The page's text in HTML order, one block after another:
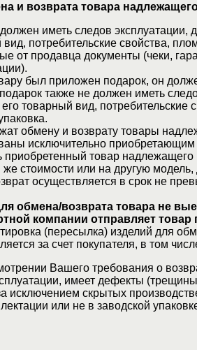
и возврата товара
иметь следов эксплуатации,
потребительские свойства,
от продавца документы (чеки,
был приложен подарок, он
также не должен иметь
товарный вид,
обмену и возврату товары
исключительно приобретающим
приобретенный товар
же стоимости или на другую
осуществляется в срок не
обмена/возврата товара не
компании отправляет
(пересылка) изделий для
за счет покупателя, в том
Вашего требования о
имеет дефекты
исключением скрытых
или не в заводской